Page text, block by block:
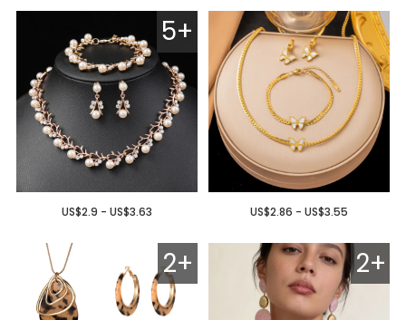
5+
US$2.9 - US$3.63 US$2.86 - US$3.55
2+ 2+